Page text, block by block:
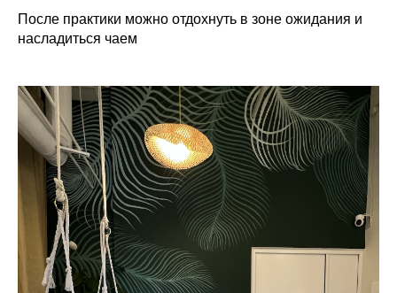
После практики можно отдохнуть в зоне ожидания и
насладиться чаем